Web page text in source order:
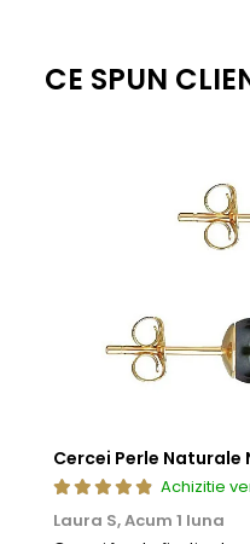
standardizate la nivel
CE SPUN
Achizitie
Laura S,Acum 1 luna